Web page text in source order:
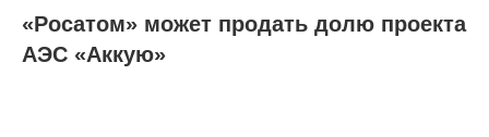
«Росатом» может продать долю проекта
АЭС «Аккую»